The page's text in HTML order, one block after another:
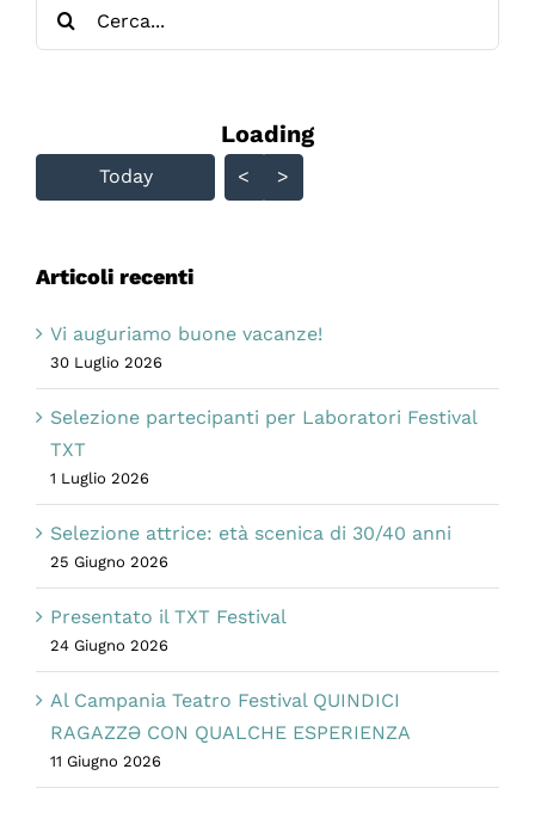
Skip Calendar
Loading - current view is
Loading
Today < >
Articoli recenti
Vi auguriamo buone vacanze!
30 Luglio 2026
Selezione partecipanti per Laboratori Festival
TXT
1 Luglio 2026
Selezione attrice: età scenica di 30/40 anni
25 Giugno 2026
Presentato il TXT Festival
24 Giugno 2026
Al Campania Teatro Festival QUINDICI
RAGAZZƏ CON QUALCHE ESPERIENZA
11 Giugno 2026